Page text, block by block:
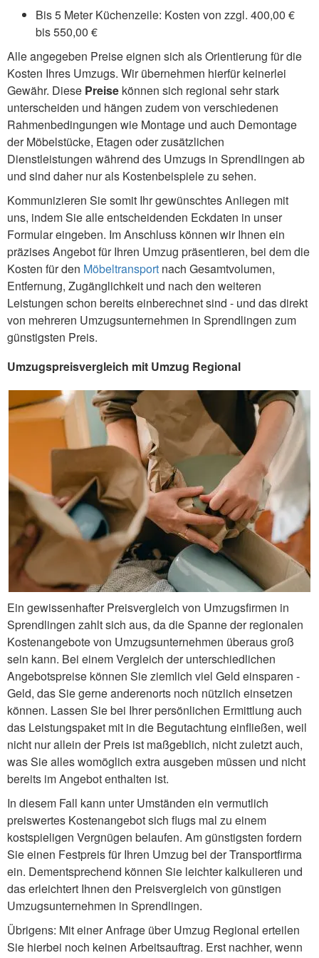
Bis 5 Meter Küchenzeile: Kosten von zzgl. 400,00 €
bis 550,00 €
Alle angegeben Preise eignen sich als Orientierung für die
Kosten Ihres Umzugs. Wir übernehmen hierfür keinerlei
Gewähr. Diese Preise können sich regional sehr stark
unterscheiden und hängen zudem von verschiedenen
Rahmenbedingungen wie Montage und auch Demontage
der Möbelstücke, Etagen oder zusätzlichen
Dienstleistungen während des Umzugs in Sprendlingen ab
und sind daher nur als Kostenbeispiele zu sehen.
Kommunizieren Sie somit Ihr gewünschtes Anliegen mit
uns, indem Sie alle entscheidenden Eckdaten in unser
Formular eingeben. Im Anschluss können wir Ihnen ein
präzises Angebot für Ihren Umzug präsentieren, bei dem die
Kosten für den Möbeltransport nach Gesamtvolumen,
Entfernung, Zugänglichkeit und nach den weiteren
Leistungen schon bereits einberechnet sind - und das direkt
von mehreren Umzugsunternehmen in Sprendlingen zum
günstigsten Preis.
Umzugspreisvergleich mit Umzug Regional
Ein gewissenhafter Preisvergleich von Umzugsfirmen in
Sprendlingen zahlt sich aus, da die Spanne der regionalen
Kostenangebote von Umzugsunternehmen überaus groß
sein kann. Bei einem Vergleich der unterschiedlichen
Angebotspreise können Sie ziemlich viel Geld einsparen -
Geld, das Sie gerne anderenorts noch nützlich einsetzen
können. Lassen Sie bei Ihrer persönlichen Ermittlung auch
das Leistungspaket mit in die Begutachtung einfließen, weil
nicht nur allein der Preis ist maßgeblich, nicht zuletzt auch,
was Sie alles womöglich extra ausgeben müssen und nicht
bereits im Angebot enthalten ist.
In diesem Fall kann unter Umständen ein vermutlich
preiswertes Kostenangebot sich flugs mal zu einem
kostspieligen Vergnügen belaufen. Am günstigsten fordern
Sie einen Festpreis für Ihren Umzug bei der Transportfirma
ein. Dementsprechend können Sie leichter kalkulieren und
das erleichtert Ihnen den Preisvergleich von günstigen
Umzugsunternehmen in Sprendlingen.
Übrigens: Mit einer Anfrage über Umzug Regional erteilen
Sie hierbei noch keinen Arbeitsauftrag. Erst nachher, wenn